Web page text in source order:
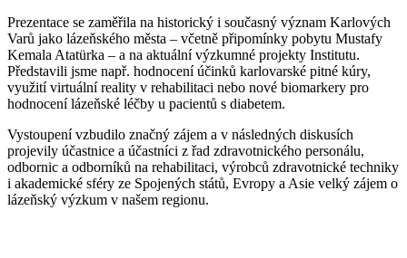
Prezentace se zaměřila na historický i současný význam Karlových
Varů jako lázeňského města – včetně připomínky pobytu Mustafy
Kemala Atatürka – a na aktuální výzkumné projekty Institutu.
Představili jsme např. hodnocení účinků karlovarské pitné kúry,
využití virtuální reality v rehabilitaci nebo nové biomarkery pro
hodnocení lázeňské léčby u pacientů s diabetem.
Vystoupení vzbudilo značný zájem a v následných diskusích
projevily účastnice a účastníci z řad zdravotnického personálu,
odbornic a odborníků na rehabilitaci, výrobců zdravotnické techniky
i akademické sféry ze Spojených států, Evropy a Asie velký zájem o
lázeňský výzkum v našem regionu.